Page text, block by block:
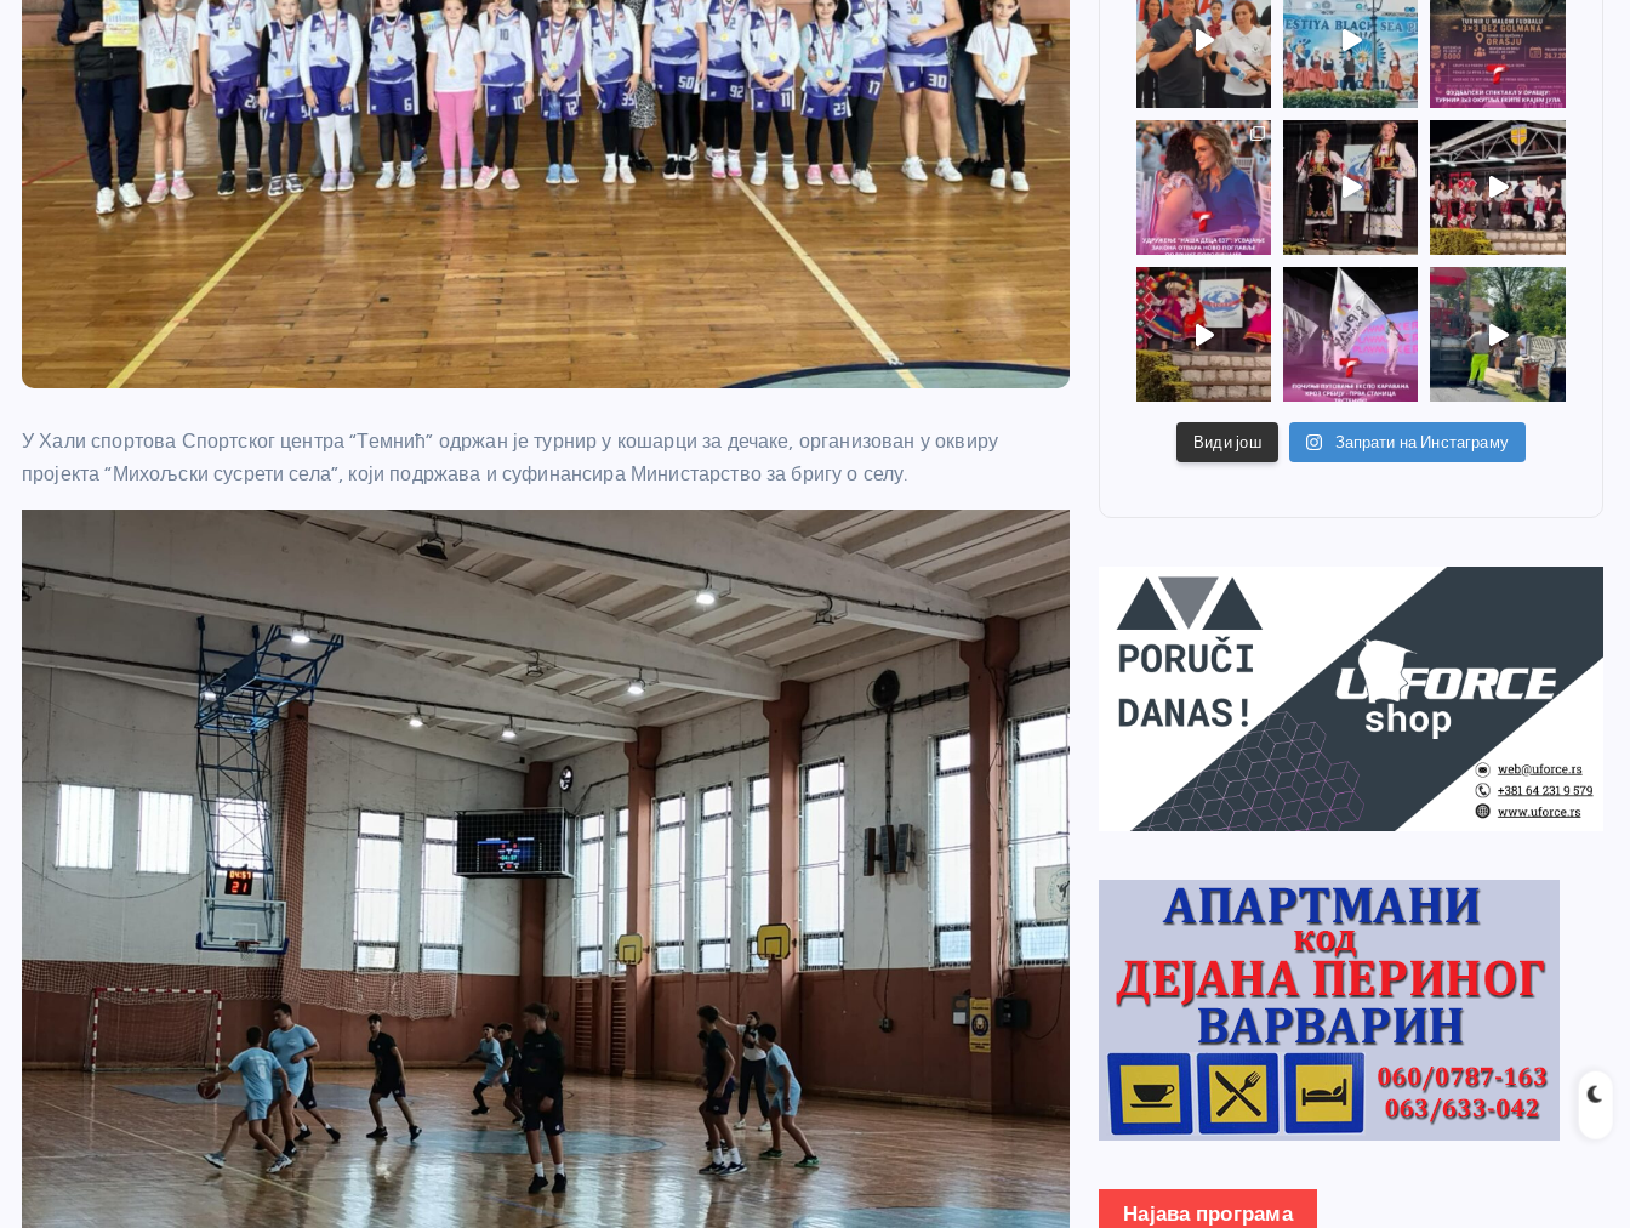
У Хали спортова Спортског центра “Темнић” одржан је турнир у кошарци за дечаке, организован у оквиру
пројекта “Михољски сусрети села”, који подржава и суфинансира Министарство за бригу о селу.
Види још Запрати на Инстаграму
Најава програма